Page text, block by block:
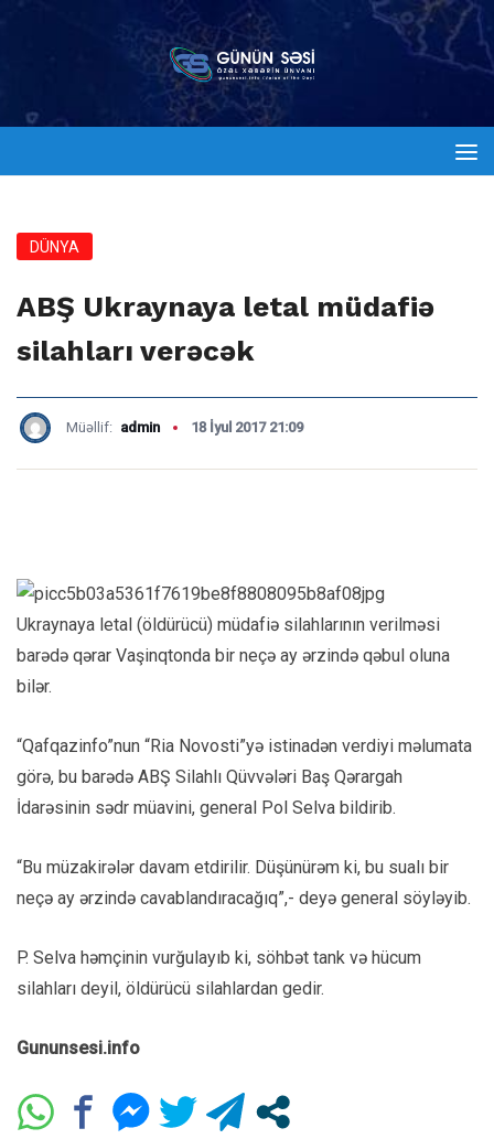
DÜNYA
ABŞ Ukraynaya letal müdafiə
silahları verəcək
Müəllif: admin 18 İyul 2017 21:09
Ukraynaya letal (öldürücü) müdafiə silahlarının verilməsi
barədə qərar Vaşinqtonda bir neçə ay ərzində qəbul oluna
bilər.
“Qafqazinfo”nun “Ria Novosti”yə istinadən verdiyi məlumata
görə, bu barədə ABŞ Silahlı Qüvvələri Baş Qərargah
İdarəsinin sədr müavini, general Pol Selva bildirib.
“Bu müzakirələr davam etdirilir. Düşünürəm ki, bu sualı bir
neçə ay ərzində cavablandıracağıq”,- deyə general söyləyib.
P. Selva həmçinin vurğulayıb ki, söhbət tank və hücum
silahları deyil, öldürücü silahlardan gedir.
Gununsesi.info